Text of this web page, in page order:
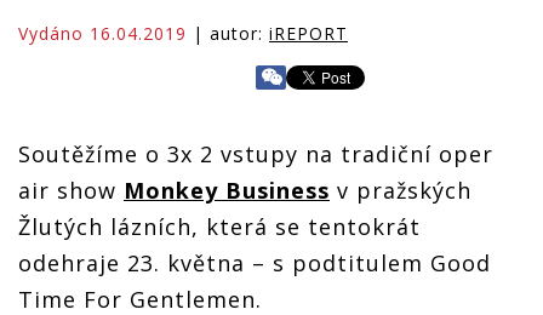
Vydáno 16.04.2019 | autor: iREPORT
Soutěžíme o 3x 2 vstupy na tradiční oper
air show Monkey Business v pražských
Žlutých lázních, která se tentokrát
odehraje 23. května – s podtitulem Good
Time For Gentlemen.